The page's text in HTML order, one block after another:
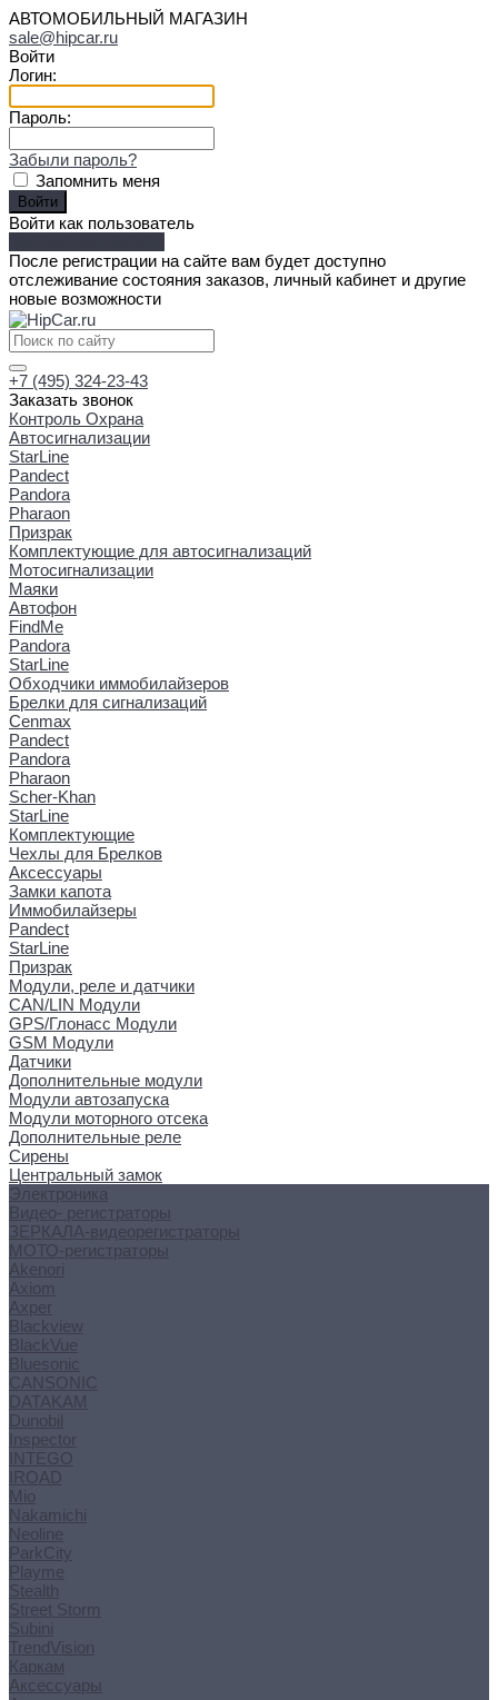
АВТОМОБИЛЬНЫЙ МАГАЗИН
sale@hipcar.ru
Войти
Логин:
Пароль:
Забыли пароль?
Запомнить меня
Войти как пользователь
После регистрации на сайте вам будет доступно
отслеживание состояния заказов, личный кабинет и другие
новые возможности
+7 (495) 324-23-43
Заказать звонок
Контроль Охрана
Автосигнализации
StarLine
Pandect
Pandora
Pharaon
Призрак
Комплектующие для автосигнализаций
Мотосигнализации
Маяки
Автофон
FindMe
Pandora
StarLine
Обходчики иммобилайзеров
Брелки для сигнализаций
Cenmax
Pandect
Pandora
Pharaon
Scher-Khan
StarLine
Комплектующие
Чехлы для Брелков
Аксессуары
Замки капота
Иммобилайзеры
Pandect
StarLine
Призрак
Модули, реле и датчики
CAN/LIN Модули
GPS/Глонасс Модули
GSM Модули
Датчики
Дополнительные модули
Модули автозапуска
Модули моторного отсека
Дополнительные реле
Сирены
Центральный замок
Электроника
Видео- регистраторы
ЗЕРКАЛА-видеорегистраторы
МОТО-регистраторы
Akenori
Axiom
Axper
Blackview
BlackVue
Bluesonic
CANSONIC
DATAKAM
Dunobil
Inspector
INTEGO
IROAD
Mio
Nakamichi
Neoline
ParkCity
Playme
Stealth
Street Storm
Subini
TrendVision
Каркам
Аксессуары